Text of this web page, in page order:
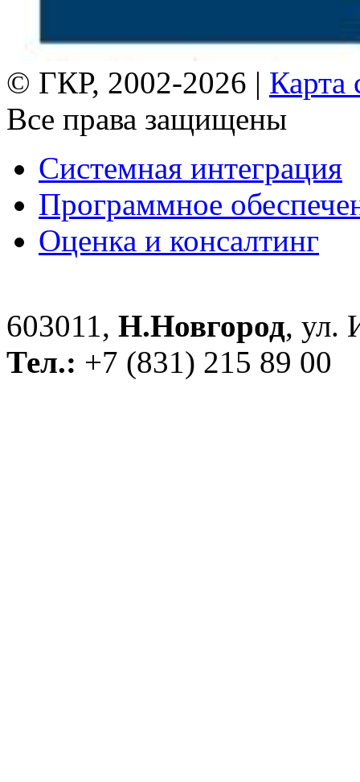
© ГКР, 2002-2026 | Карта
Все права защищены
Системная интеграция
Программное
Оценка и консалтинг
603011, Н.Новгород, ул.
Тел.: +7 (831) 215 89 00